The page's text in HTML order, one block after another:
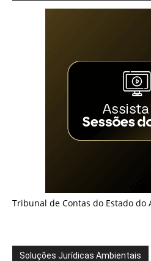
Tribunal de Contas do Estado do
Soluções Jurídicas Ambientais